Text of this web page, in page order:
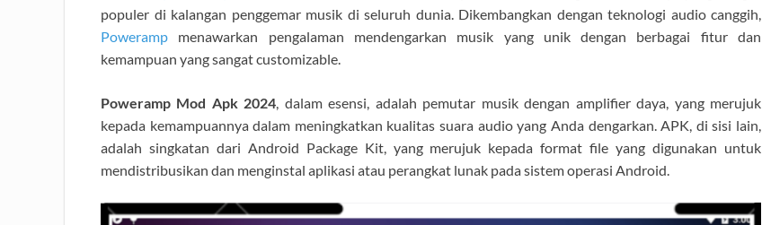
populer di kalangan penggemar musik di seluruh dunia. Dikembangkan dengan teknologi audio canggih,
Poweramp menawarkan pengalaman mendengarkan musik yang unik dengan berbagai fitur dan
kemampuan yang sangat customizable.
Poweramp Mod Apk 2024, dalam esensi, adalah pemutar musik dengan amplifier daya, yang merujuk
kepada kemampuannya dalam meningkatkan kualitas suara audio yang Anda dengarkan. APK, di sisi lain,
adalah singkatan dari Android Package Kit, yang merujuk kepada format file yang digunakan untuk
mendistribusikan dan menginstal aplikasi atau perangkat lunak pada sistem operasi Android.